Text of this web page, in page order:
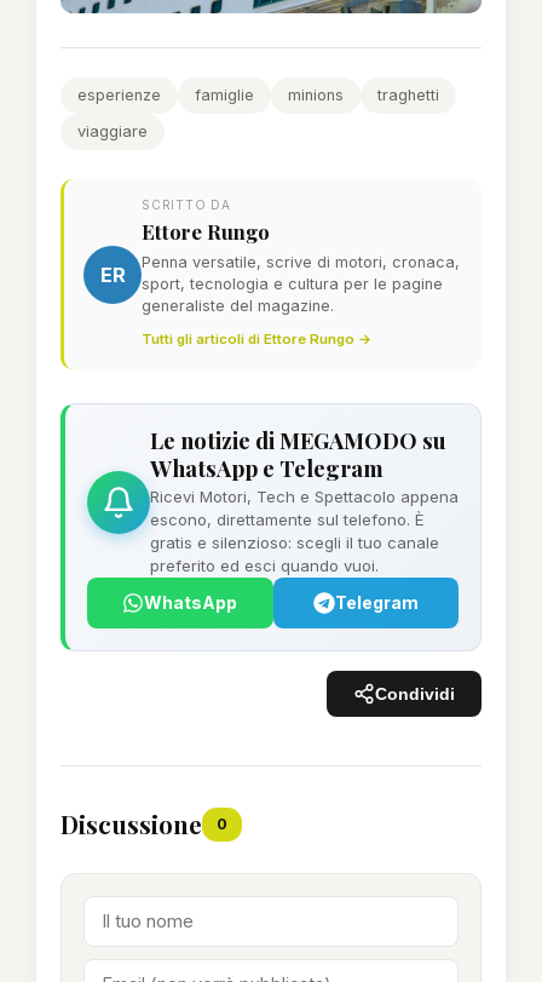
esperienze famiglie minions
traghetti
viaggiare
ER
SCRITTO DA
Ettore Rungo
Penna versatile, scrive di motori, cronaca,
sport, tecnologia e cultura per le pagine
generaliste del magazine.
Tutti gli articoli di Ettore Rungo →
Le notizie di MEGAMODO su
WhatsApp e Telegram
Ricevi Motori, Tech e Spettacolo appena
escono, direttamente sul telefono. È
gratis e silenzioso: scegli il tuo canale
preferito ed esci quando vuoi.
WhatsApp Telegram
Condividi
Discussione 0